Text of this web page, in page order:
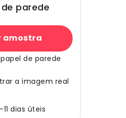
parede
amostra
de parede
a imagem real
dias úteis